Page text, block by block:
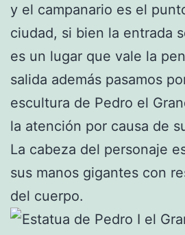
y el campanario es el
ciudad, si bien la entrada
es un lugar que vale la
salida además pasamos
escultura de Pedro el
la atención por causa de
La cabeza del personaje
sus manos gigantes con
del cuerpo.